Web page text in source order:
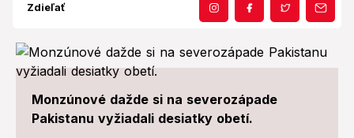
Zdieľať
Monzúnové dažde si na severozápade
Pakistanu vyžiadali desiatky obetí.